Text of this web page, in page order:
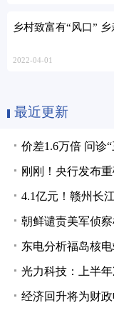
乡村致富有“风口”
2022-04-01
最近更新
价差1.6万倍 问诊
刚刚！央行发布
4.1亿元！赣州长江
朝鲜谴责美军侦
东电分析福岛核
光力科技：上半
经济回升将为财